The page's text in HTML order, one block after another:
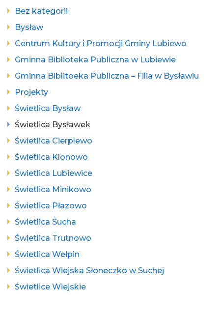
Bez kategorii
Bysław
Centrum Kultury i Promocji Gminy Lubiewo
Gminna Biblioteka Publiczna w Lubiewie
Gminna Biblitoeka Publiczna – Filia w Bysławiu
Projekty
Świetlica Bysław
Świetlica Bysławek
Świetlica Cierplewo
Świetlica Klonowo
Świetlica Lubiewice
Świetlica Minikowo
Świetlica Płazowo
Świetlica Sucha
Świetlica Trutnowo
Świetlica Wełpin
Świetlica Wiejska Słoneczko w Suchej
Świetlice Wiejskie